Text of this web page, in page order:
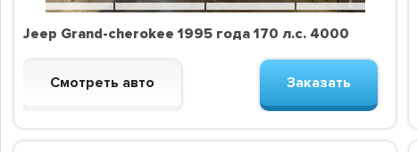
Jeep Grand-cherokee 1995 года 170 л.с. 4000
Смотреть авто Заказать